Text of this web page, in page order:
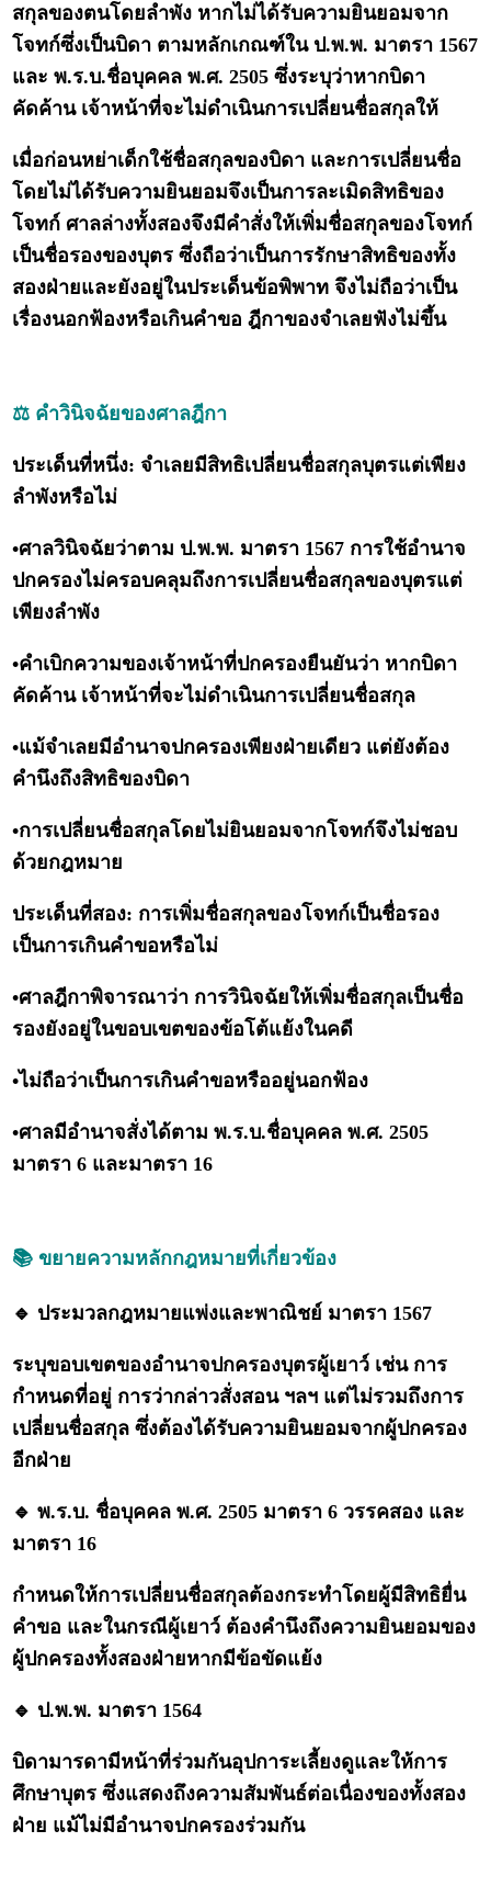
สกุลของตนโดยลำพัง หากไม่ได้รับความยินยอมจาก
โจทก์ซึ่งเป็นบิดา ตามหลักเกณฑ์ใน ป.พ.พ. มาตรา 1567
และ พ.ร.บ.ชื่อบุคคล พ.ศ. 2505 ซึ่งระบุว่าหากบิดา
คัดค้าน เจ้าหน้าที่จะไม่ดำเนินการเปลี่ยนชื่อสกุลให้
เมื่อก่อนหย่าเด็กใช้ชื่อสกุลของบิดา และการเปลี่ยนชื่อ
โดยไม่ได้รับความยินยอมจึงเป็นการละเมิดสิทธิของ
โจทก์ ศาลล่างทั้งสองจึงมีคำสั่งให้เพิ่มชื่อสกุลของโจทก์
เป็นชื่อรองของบุตร ซึ่งถือว่าเป็นการรักษาสิทธิของทั้ง
สองฝ่ายและยังอยู่ในประเด็นข้อพิพาท จึงไม่ถือว่าเป็น
เรื่องนอกฟ้องหรือเกินคำขอ ฎีกาของจำเลยฟังไม่ขึ้น
⚖️ คำวินิจฉัยของศาลฎีกา
ประเด็นที่หนึ่ง: จำเลยมีสิทธิเปลี่ยนชื่อสกุลบุตรแต่เพียง
ลำพังหรือไม่
•ศาลวินิจฉัยว่าตาม ป.พ.พ. มาตรา 1567 การใช้อำนาจ
ปกครองไม่ครอบคลุมถึงการเปลี่ยนชื่อสกุลของบุตรแต่
เพียงลำพัง
•คำเบิกความของเจ้าหน้าที่ปกครองยืนยันว่า หากบิดา
คัดค้าน เจ้าหน้าที่จะไม่ดำเนินการเปลี่ยนชื่อสกุล
•แม้จำเลยมีอำนาจปกครองเพียงฝ่ายเดียว แต่ยังต้อง
คำนึงถึงสิทธิของบิดา
•การเปลี่ยนชื่อสกุลโดยไม่ยินยอมจากโจทก์จึงไม่ชอบ
ด้วยกฎหมาย
ประเด็นที่สอง: การเพิ่มชื่อสกุลของโจทก์เป็นชื่อรอง
เป็นการเกินคำขอหรือไม่
•ศาลฎีกาพิจารณาว่า การวินิจฉัยให้เพิ่มชื่อสกุลเป็นชื่อ
รองยังอยู่ในขอบเขตของข้อโต้แย้งในคดี
•ไม่ถือว่าเป็นการเกินคำขอหรืออยู่นอกฟ้อง
•ศาลมีอำนาจสั่งได้ตาม พ.ร.บ.ชื่อบุคคล พ.ศ. 2505
มาตรา 6 และมาตรา 16
📚 ขยายความหลักกฎหมายที่เกี่ยวข้อง
🔹 ประมวลกฎหมายแพ่งและพาณิชย์ มาตรา 1567
ระบุขอบเขตของอำนาจปกครองบุตรผู้เยาว์ เช่น การ
กำหนดที่อยู่ การว่ากล่าวสั่งสอน ฯลฯ แต่ไม่รวมถึงการ
เปลี่ยนชื่อสกุล ซึ่งต้องได้รับความยินยอมจากผู้ปกครอง
อีกฝ่าย
🔹 พ.ร.บ. ชื่อบุคคล พ.ศ. 2505 มาตรา 6 วรรคสอง และ
มาตรา 16
กำหนดให้การเปลี่ยนชื่อสกุลต้องกระทำโดยผู้มีสิทธิยื่น
คำขอ และในกรณีผู้เยาว์ ต้องคำนึงถึงความยินยอมของ
ผู้ปกครองทั้งสองฝ่ายหากมีข้อขัดแย้ง
🔹 ป.พ.พ. มาตรา 1564
บิดามารดามีหน้าที่ร่วมกันอุปการะเลี้ยงดูและให้การ
ศึกษาบุตร ซึ่งแสดงถึงความสัมพันธ์ต่อเนื่องของทั้งสอง
ฝ่าย แม้ไม่มีอำนาจปกครองร่วมกัน